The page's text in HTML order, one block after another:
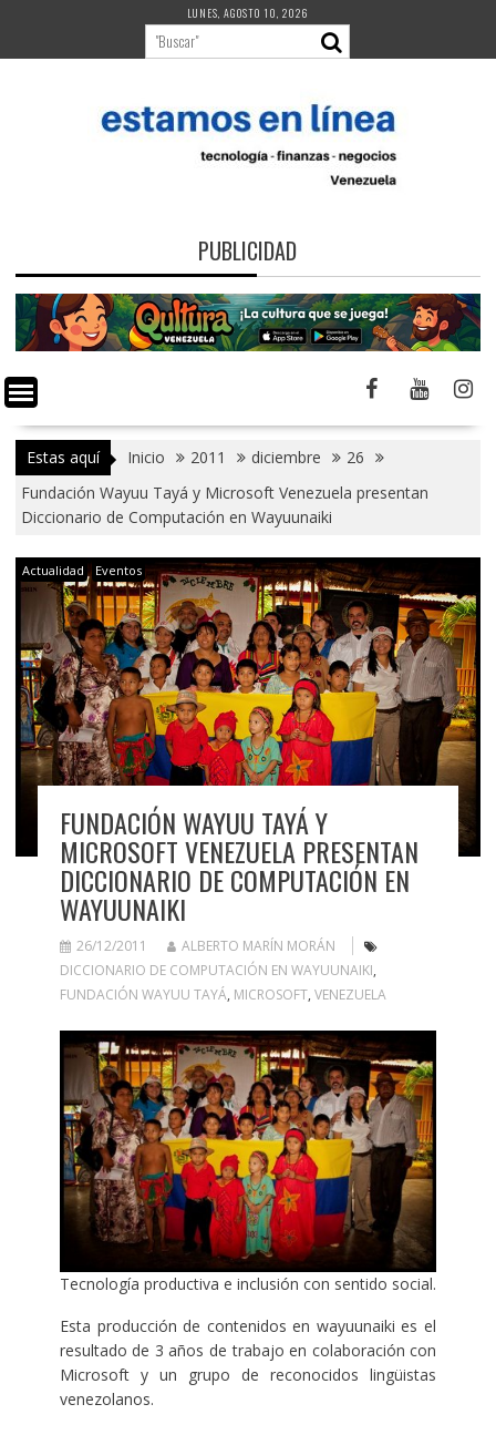
contenido
LUNES, AGOSTO 10, 2026
PUBLICIDAD
Estas aquí Inicio 2011 diciembre
26
Fundación Wayuu Tayá y Microsoft Venezuela presentan
Diccionario de Computación en Wayuunaiki
Actualidad Eventos
FUNDACIÓN WAYUU TAYÁ Y
MICROSOFT VENEZUELA PRESENTAN
DICCIONARIO DE COMPUTACIÓN EN
WAYUUNAIKI
26/12/2011
ALBERTO MARÍN MORÁN
DICCIONARIO DE COMPUTACIÓN EN WAYUUNAIKI,
FUNDACIÓN WAYUU TAYÁ, MICROSOFT, VENEZUELA
Tecnología productiva e inclusión con sentido social.
Esta producción de contenidos en wayuunaiki es el
resultado de 3 años de trabajo en colaboración con
Microsoft y un grupo de reconocidos lingüistas
venezolanos.